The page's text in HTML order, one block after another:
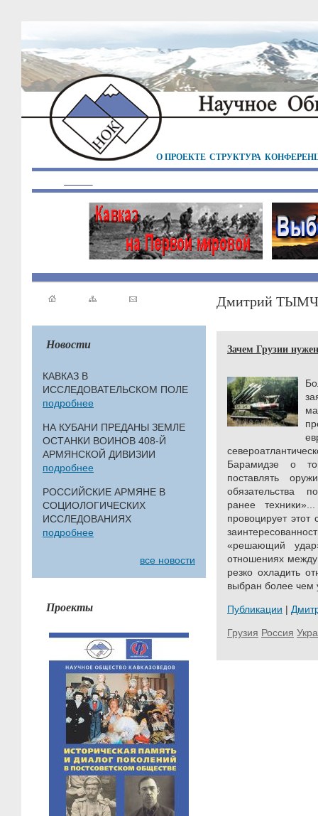
О ПРОЕКТЕ СТРУКТУРА
Новости
КАВКАЗ В
ИССЛЕДОВАТЕЛЬСКОМ ПОЛЕ
подробнее
НА КУБАНИ ПРЕДАНЫ ЗЕМЛЕ
ОСТАНКИ ВОИНОВ 408-Й
АРМЯНСКОЙ ДИВИЗИИ
подробнее
РОССИЙСКИЕ АРМЯНЕ В
СОЦИОЛОГИЧЕСКИХ
ИССЛЕДОВАНИЯХ
подробнее
все новости
Проекты
Дмитрий
Зачем Грузии
Барамидзе о
поставлять
обязательства
ранее
провоцирует этот
«решающий
отношениях
резко охладить
выбран более чем
Публикации |
Грузия Россия